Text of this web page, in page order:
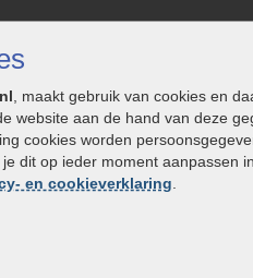
, maakt gebruik van cookies en
website aan de hand van deze
cookies worden
dit op ieder moment aanpassen
en cookieverklaring